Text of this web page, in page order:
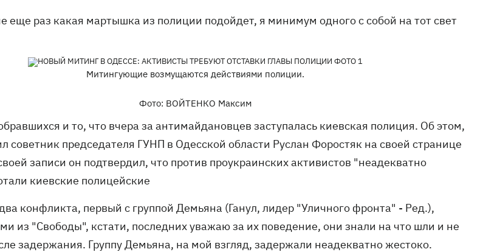
еще раз какая мартышка из полиции подойдет, я минимум одного с собой на тот свет
Митингующие возмущаются действиями полиции.
Фото: ВОЙТЕНКО Максим
и то, что вчера за антимайдановцев заступалась киевская полиция. Об этом,
советник председателя ГУНП в Одесской области Руслан Форостяк на своей странице
записи он подтвердил, что против проукраинских активистов "неадекватно
киевские полицейские
конфликта, первый с группой Демьяна (Ганул, лидер "Уличного фронта" - Ред.),
из "Свободы", кстати, последних уважаю за их поведение, они знали на что шли и не
задержания. Группу Демьяна, на мой взгляд, задержали неадекватно жестоко.